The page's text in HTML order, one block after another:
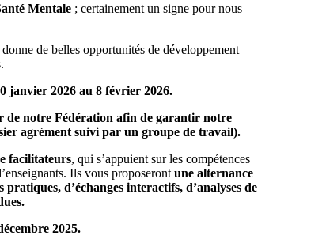
Mentale ; certainement un signe pour nous
de belles opportunités de développement
janvier 2026 au 8 février 2026.
de notre Fédération afin de garantir notre
agrément suivi par un groupe de travail).
facilitateurs, qui s’appuient sur les compétences
Ils vous proposeront une alternance
d’échanges interactifs, d’analyses de
2025.